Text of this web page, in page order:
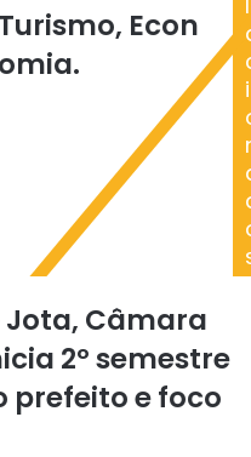
CDL
Fortalecer
Turismo, Econ
omia.
i
Jota, Câmara
2º semestre
prefeito e foco